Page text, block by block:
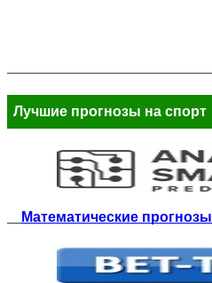
Лучшие прогнозы на спорт
Математические прогнозы